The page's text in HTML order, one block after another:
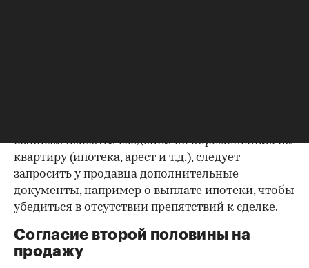
выписке имеются сведения об обременениях на
квартиру (ипотека, арест и т.д.), следует
запросить у продавца дополнительные
документы, например о выплате ипотеки, чтобы
убедиться в отсутствии препятствий к сделке.
Согласие второй половины на
продажу